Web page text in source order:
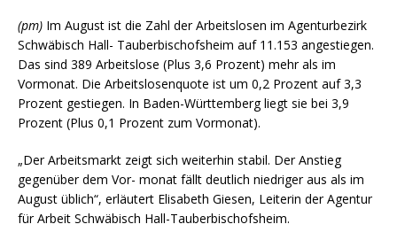
(pm) Im August ist die Zahl der Arbeitslosen im Agenturbezirk
Schwäbisch Hall- Tauberbischofsheim auf 11.153 angestiegen.
Das sind 389 Arbeitslose (Plus 3,6 Prozent) mehr als im
Vormonat. Die Arbeitslosenquote ist um 0,2 Prozent auf 3,3
Prozent gestiegen. In Baden-Württemberg liegt sie bei 3,9
Prozent (Plus 0,1 Prozent zum Vormonat).
„Der Arbeitsmarkt zeigt sich weiterhin stabil. Der Anstieg
gegenüber dem Vor- monat fällt deutlich niedriger aus als im
August üblich“, erläutert Elisabeth Giesen, Leiterin der Agentur
für Arbeit Schwäbisch Hall-Tauberbischofsheim.